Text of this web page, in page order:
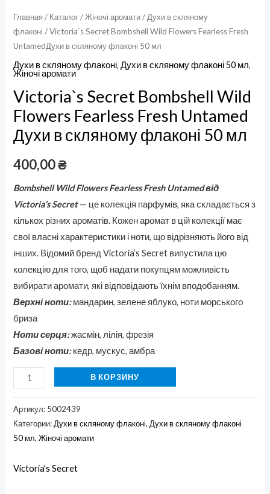
Главная / Каталог/Жіночі аромати/ Духи в скляному
флаконі / Victoria`s Secret Bombshell Wild Flowers Fearless Fresh
UntamedДухи в скляному флаконі 50 мл
Духи в скляному флаконі,Духи в скляному флаконі 50 мл,
Жіночі аромати
Victoria`s Secret Bombshell Wild
Flowers Fearless Fresh Untamed
Духи в скляному флаконі 50 мл
400,00₴
Bombshell Wild Flowers Fearless Fresh Untamed від
Victoria’s Secret — це колекція парфумів, яка складається з
кількох різних ароматів. Кожен аромат в цій колекції має
свої власні характеристики і ноти, що відрізняють його від
інших. Відомий бренд Victoria’s Secret випустила цю
колекцію для того, щоб надати покупцям можливість
вибирати аромати, які відповідають їхнім вподобанням.
Верхні ноти:мандарин, зелене яблуко, ноти морського
бриза
Ноти серця:жасмін, лілія, фрезія
Базові ноти: кедр, мускус, амбра
мл
В КОРЗИНУ
Артикул: 5002439
Категории:Духи в скляному флаконі,Духи в скляному флаконі
50 мл,Жіночі аромати
Victoria's Secret